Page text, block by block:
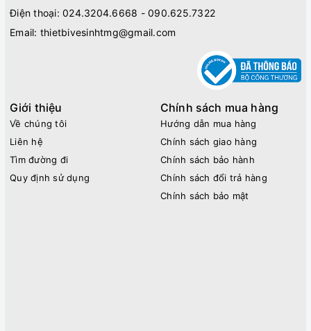
Điện thoại: 024.3204.6668 - 090.625.7322
Email: thietbivesinhtmg@gmail.com
Giới thiệu
Về chúng tôi
Liên hệ
Tìm đường đi
Quy định sử dụng
Chính sách mua hàng
Hướng dẫn mua hàng
Chính sách giao hàng
Chính sách bảo hành
Chính sách đổi trả hàng
Chính sách bảo mật